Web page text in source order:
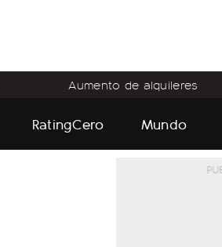
Aumento de alquileres
RatingCero Mundo